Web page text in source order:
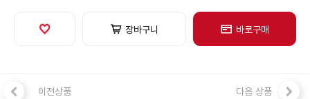
장바구니 바로구매
이전상품 다음 상품